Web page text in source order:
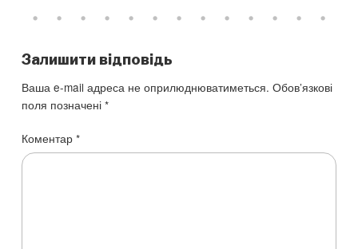
Залишити відповідь
Ваша e-mail адреса не оприлюднюватиметься. Обов’язкові
поля позначені*
Коментар*